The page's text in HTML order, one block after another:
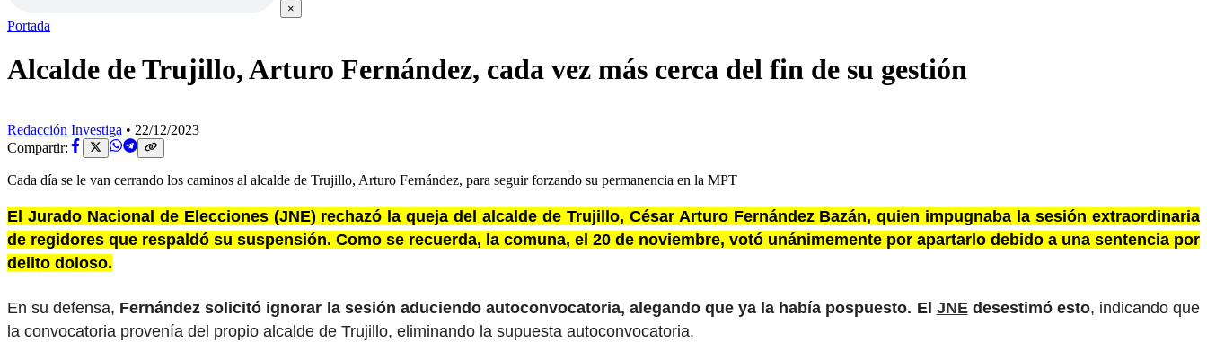
×
Portada
Alcalde de Trujillo, Arturo Fernández, cada vez más cerca del fin de su gestión
Redacción Investiga • 22/12/2023
Compartir:
Cada día se le van cerrando los caminos al alcalde de Trujillo, Arturo Fernández, para seguir forzando su permanencia en la MPT
El Jurado Nacional de Elecciones (JNE) rechazó la queja del alcalde de Trujillo, César Arturo Fernández Bazán, quien impugnaba la sesión extraordinaria
de regidores que respaldó su suspensión. Como se recuerda, la comuna, el 20 de noviembre, votó unánimemente por apartarlo debido a una sentencia por
delito doloso.
En su defensa, Fernández solicitó ignorar la sesión aduciendo autoconvocatoria, alegando que ya la había pospuesto. El JNEdesestimó esto, indicando que
la convocatoria provenía del propio alcalde de Trujillo, eliminando la supuesta autoconvocatoria.